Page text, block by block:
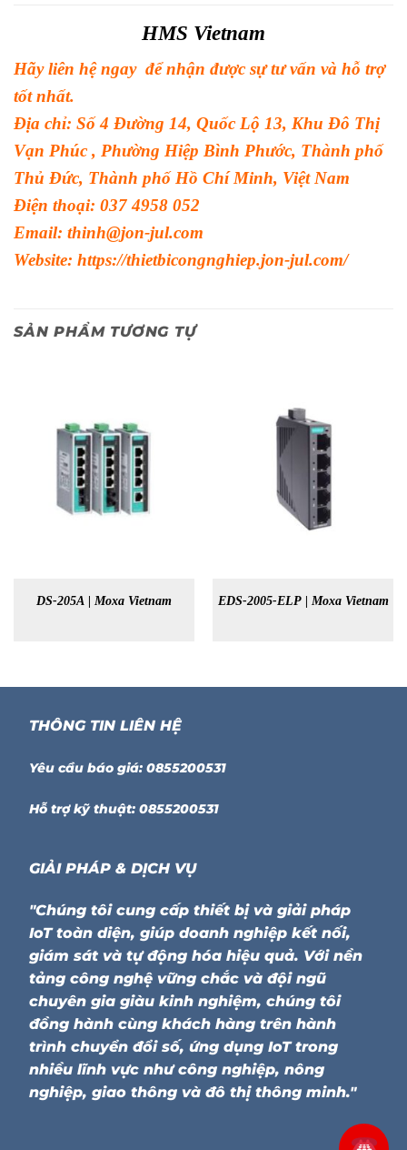
HMS Vietnam
Hãy liên hệ ngay để nhận được sự tư vấn và hỗ trợ
tốt nhất.
Địa chỉ: Số 4 Đường 14, Quốc Lộ 13, Khu Đô Thị
Vạn Phúc , Phường Hiệp Bình Phước, Thành phố
Thủ Đức, Thành phố Hồ Chí Minh, Việt Nam
Điện thoại: 037 4958 052
Email: thinh@jon-jul.com
Website: https://thietbicongnghiep.jon-jul.com/
SẢN PHẨM TƯƠNG TỰ
DS-205A | Moxa Vietnam EDS-2005-ELP | Moxa Vietnam
THÔNG TIN LIÊN HỆ
Yêu cầu báo giá: 0855200531
Hỗ trợ kỹ thuật: 0855200531
GIẢI PHÁP & DỊCH VỤ
"Chúng tôi cung cấp thiết bị và giải pháp
IoT toàn diện, giúp doanh nghiệp kết nối,
giám sát và tự động hóa hiệu quả. Với nền
tảng công nghệ vững chắc và đội ngũ
chuyên gia giàu kinh nghiệm, chúng tôi
đồng hành cùng khách hàng trên hành
trình chuyển đổi số, ứng dụng IoT trong
nhiều lĩnh vực như công nghiệp, nông
nghiệp, giao thông và đô thị thông minh."